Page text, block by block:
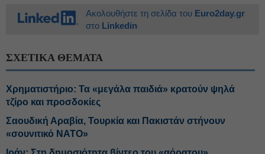
Ακολουθήστε τη σελίδα του Euro2day.gr
στο Linkedin
ΣΧΕΤΙΚΑ ΘΕΜΑΤΑ
Χρηματιστήριο: Τα «μεγάλα παιδιά» κρατούν ψηλά
τζίρο και προσδοκίες
Σαουδική Αραβία, Τουρκία και Πακιστάν στήνουν
«σουνιτικό ΝΑΤΟ»